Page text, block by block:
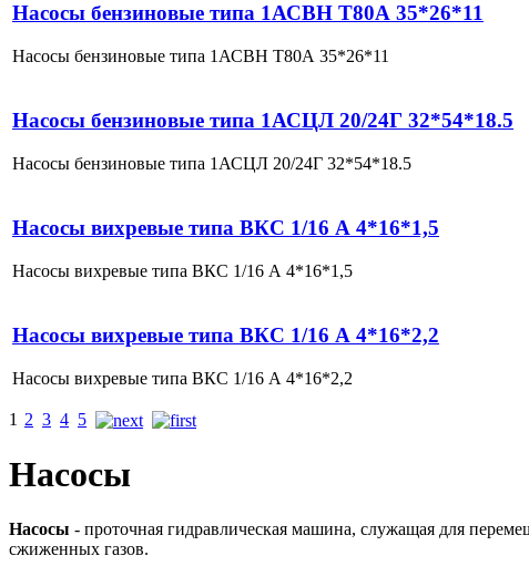
Насосы бензиновые типа 1АСВН Т80А 35*26*11
Насосы бензиновые типа 1АСВН Т80А 35*26*11
Насосы бензиновые типа 1АСЦЛ 20/24Г 32*54*18.5
Насосы бензиновые типа 1АСЦЛ 20/24Г 32*54*18.5
Насосы вихревые типа ВКС 1/16 А 4*16*1,5
Насосы вихревые типа ВКС 1/16 А 4*16*1,5
Насосы вихревые типа ВКС 1/16 А 4*16*2,2
Насосы вихревые типа ВКС 1/16 А 4*16*2,2
1 2 3 4 5
Насосы
Насосы - проточная гидравлическая машина, служащая для
сжиженных газов.